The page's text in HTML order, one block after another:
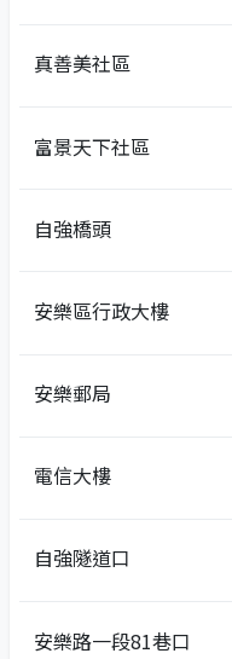
真善美社區
富景天下社區
自強橋頭
安樂區行政大樓
安樂郵局
電信大樓
自強隧道口
安樂路一段81巷口